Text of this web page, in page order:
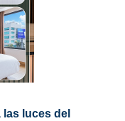
luces del